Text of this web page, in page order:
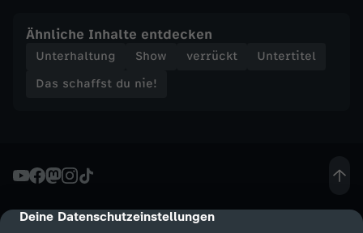
cmp-dialog-description
Deine Datenschutzeinstellungen
i
-
B
Ähnliche Inhalte entdecken
Unterhaltung Show verrückt
Untertitel
Das schaffst du nie!